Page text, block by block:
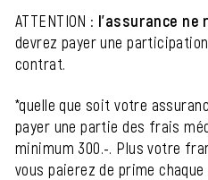
ATTENTION : l'assurance ne
devrez payer une
contrat.
*quelle que soit votre
payer une partie des frais
minimum 300.-. Plus votre
vous paierez de prime chaque